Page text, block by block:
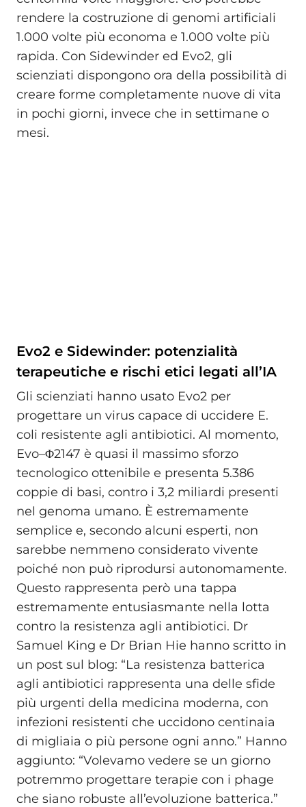
rendere la costruzione di genomi artificiali
1.000 volte più economa e 1.000 volte più
rapida. Con Sidewinder ed Evo2, gli
scienziati dispongono ora della possibilità di
creare forme completamente nuove di vita
in pochi giorni, invece che in settimane o
mesi.
Evo2 e Sidewinder: potenzialità
terapeutiche e rischi etici legati all’IA
Gli scienziati hanno usato Evo2 per
progettare un virus capace di uccidere E.
coli resistente agli antibiotici. Al momento,
Evo–Φ2147 è quasi il massimo sforzo
tecnologico ottenibile e presenta 5.386
coppie di basi, contro i 3,2 miliardi presenti
nel genoma umano. È estremamente
semplice e, secondo alcuni esperti, non
sarebbe nemmeno considerato vivente
poiché non può riprodursi autonomamente.
Questo rappresenta però una tappa
estremamente entusiasmante nella lotta
contro la resistenza agli antibiotici. Dr
Samuel King e Dr Brian Hie hanno scritto in
un post sul blog: “La resistenza batterica
agli antibiotici rappresenta una delle sfide
più urgenti della medicina moderna, con
infezioni resistenti che uccidono centinaia
di migliaia o più persone ogni anno.” Hanno
aggiunto: “Volevamo vedere se un giorno
potremmo progettare terapie con i phage
che siano robuste all’evoluzione batterica.”